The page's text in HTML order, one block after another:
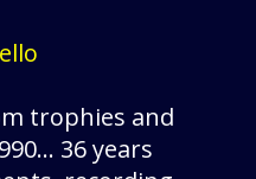
trophies and
36 years